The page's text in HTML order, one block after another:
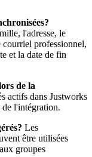
l'adresse, le
professionnel,
et la date de fin
de la
actifs dans Justworks
l'intégration.
Les
être utilisées
groupes